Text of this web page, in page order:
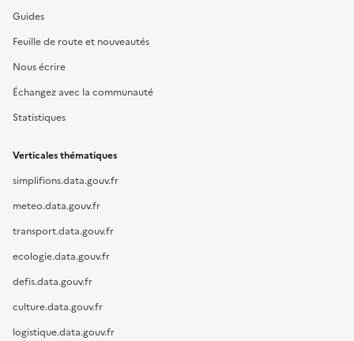
Guides
Feuille de route et nouveautés
Nous écrire
Échangez avec la communauté
Statistiques
Verticales thématiques
simplifions.data.gouv.fr
meteo.data.gouv.fr
transport.data.gouv.fr
ecologie.data.gouv.fr
defis.data.gouv.fr
culture.data.gouv.fr
logistique.data.gouv.fr